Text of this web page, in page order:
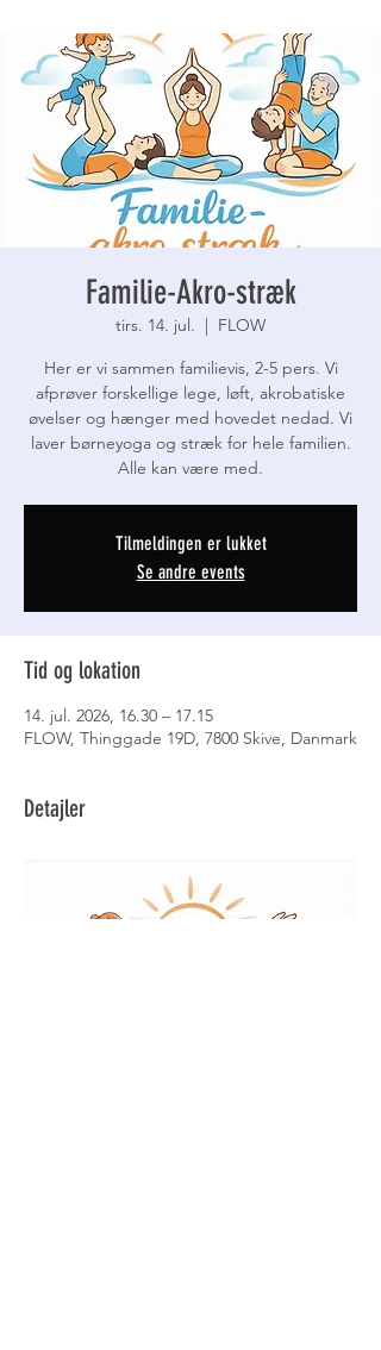
Familie-Akro-stræk
tirs. 14. jul.
  |
FLOW
Her er vi sammen familievis, 2-5 pers. Vi
afprøver forskellige lege, løft, akrobatiske
øvelser og hænger med hovedet nedad. Vi
laver børneyoga og stræk for hele familien.
Alle kan være med.
Tilmeldingen er lukket
Se andre events
Tid og lokation
14. jul. 2026, 16.30 – 17.15
FLOW, Thinggade 19D, 7800 Skive, Danmark
Detajler